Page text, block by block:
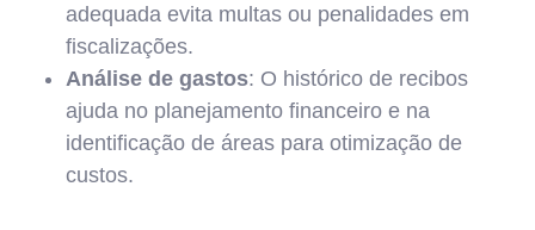
adequada evita multas ou penalidades em
fiscalizações.
Análise de gastos: O histórico de recibos
ajuda no planejamento financeiro e na
identificação de áreas para otimização de
custos.